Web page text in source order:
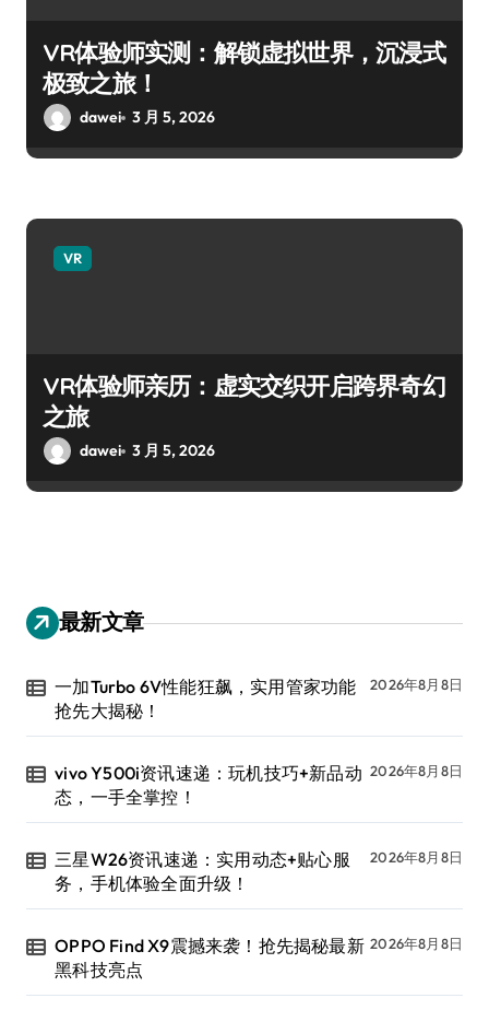
VR体验师实测：解锁虚拟世界，沉浸式
极致之旅！
dawei 3 月 5, 2026
VR
VR体验师亲历：虚实交织开启跨界奇幻
之旅
dawei 3 月 5, 2026
最新文章
一加Turbo 6V性能狂飙，实用管家功能
抢先大揭秘！
2026年8月8日
vivo Y500i资讯速递：玩机技巧+新品动
态，一手全掌控！
2026年8月8日
三星W26资讯速递：实用动态+贴心服
务，手机体验全面升级！
2026年8月8日
OPPO Find X9震撼来袭！抢先揭秘最新
黑科技亮点
2026年8月8日